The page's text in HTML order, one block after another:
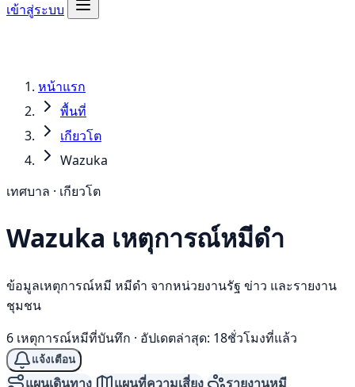
เข้าสู่ระบบ
หน้าแรก
พื้นที่
เกียวโต
Wazuka
เทศบาล · เกียวโต
Wazuka เหตุการณ์หมีดำ
ข้อมูลเหตุการณ์หมี หมีดำ จากหน่วยงานรัฐ ข่าว และรายงาน
ชุมชน
6 เหตุการณ์หมีที่บันทึก · อัปเดตล่าสุด: 18ชั่วโมงที่แล้ว
แจ้งเตือน
แผนเดินทาง แผนที่ความเสี่ยง รายงานหมี